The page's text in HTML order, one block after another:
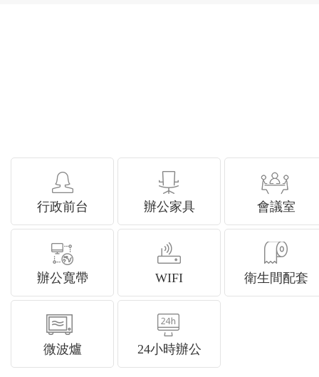
行政前台 辦公家具 會議室
辦公寬帶 WIFI 衛生間配套
微波爐 24小時辦公